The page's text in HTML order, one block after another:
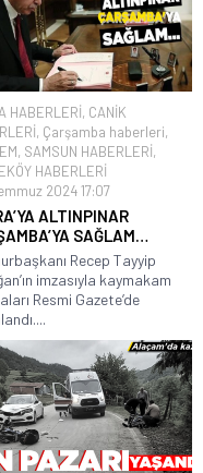
HABERLERİ, CANİK
, Çarşamba haberleri,
, SAMSUN HABERLERİ,
HABERLERİ
2024 17:07
ALTINPINAR
SAĞLAM…
Recep Tayyip
imzasıyla kaymakam
Resmi Gazete’de